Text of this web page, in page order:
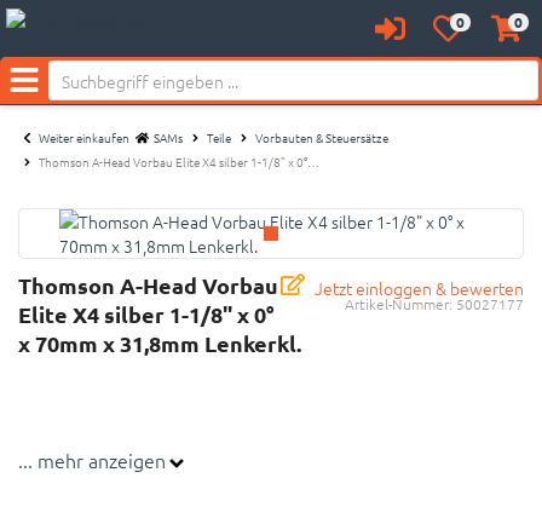
AnmeldenMerkzettel
aufklappen
0 0
Menü
Weiter einkaufen SAMs Teile
Vorbauten & Steuersätze
Thomson A-Head Vorbau Elite X4 silber 1-1/8" x 0°…
Jetzt einloggen & bewerten
Artikel-Nummer: 50027177
Thomson A-Head Vorbau
Elite X4 silber 1-1/8" x 0°
x 70mm x 31,8mm Lenkerkl.
... mehr anzeigen